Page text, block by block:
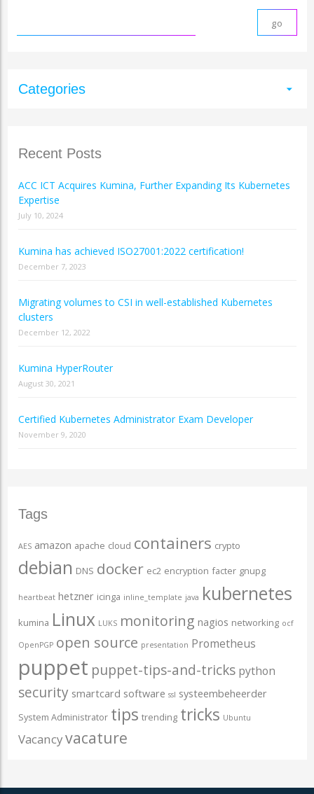
Categories arrow_drop_down
Recent Posts
ACC ICT Acquires Kumina, Further Expanding Its Kubernetes
Expertise
July 10, 2024
Kumina has achieved ISO27001:2022 certification!
December 7, 2023
Migrating volumes to CSI in well-established Kubernetes
clusters
December 12, 2022
Kumina HyperRouter
August 30, 2021
Certified Kubernetes Administrator Exam Developer
November 9, 2020
Tags
AES amazon apache cloud containers crypto
debian DNS docker ec2 encryption facter gnupg
heartbeat hetzner icinga inline_template java kubernetes
kumina Linux LUKS monitoring nagios networking ocf
OpenPGP open source presentation Prometheus
puppet puppet-tips-and-tricks python
security smartcard software ssl systeembeheerder
System Administrator tips trending tricks Ubuntu
Vacancyvacature